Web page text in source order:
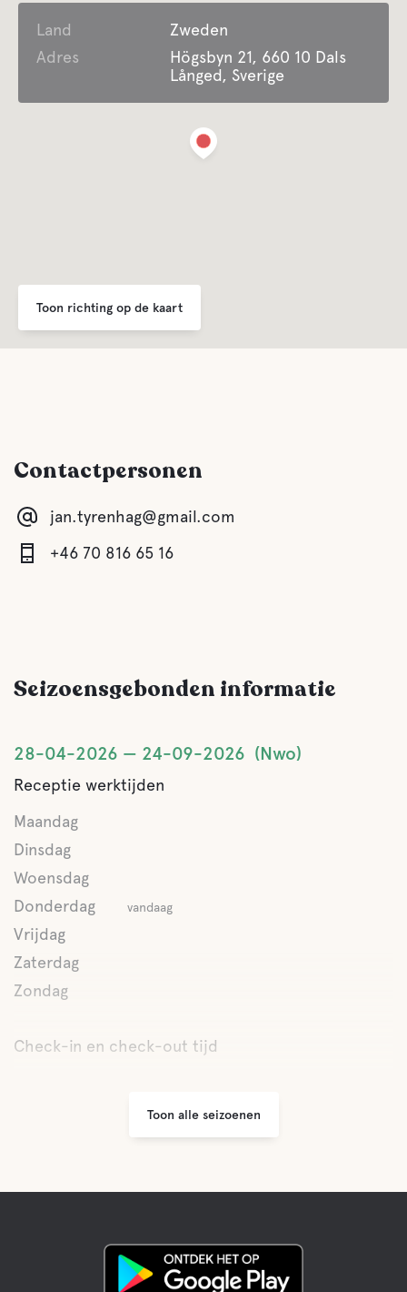
Douche
Lounge/TV-lounge
Zoet water
Water
Lake
Activiteiten
Visserij
Wandelpaden
Kano verhuur
Land
Zweden
Adres
Högsbyn 21, 660 10 Dals
Långed, Sverige
Toon richting op de kaart
Contactpersonen
jan.tyrenhag@gmail.com
+46 70 816 65 16
Seizoensgebonden informatie
28-04-2026 24-09-2026 Nwo
Receptie werktijden
Maandag
Dinsdag
Woensdag
Donderdag
vandaag
Vrijdag
Zaterdag
Zondag
Check-in en check-out tijd
Toon alle seizoenen